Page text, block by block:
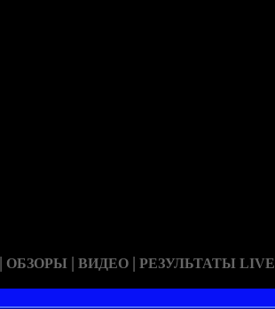
| ОБЗОРЫ | ВИДЕО | РЕЗУЛЬТАТЫ LIVE